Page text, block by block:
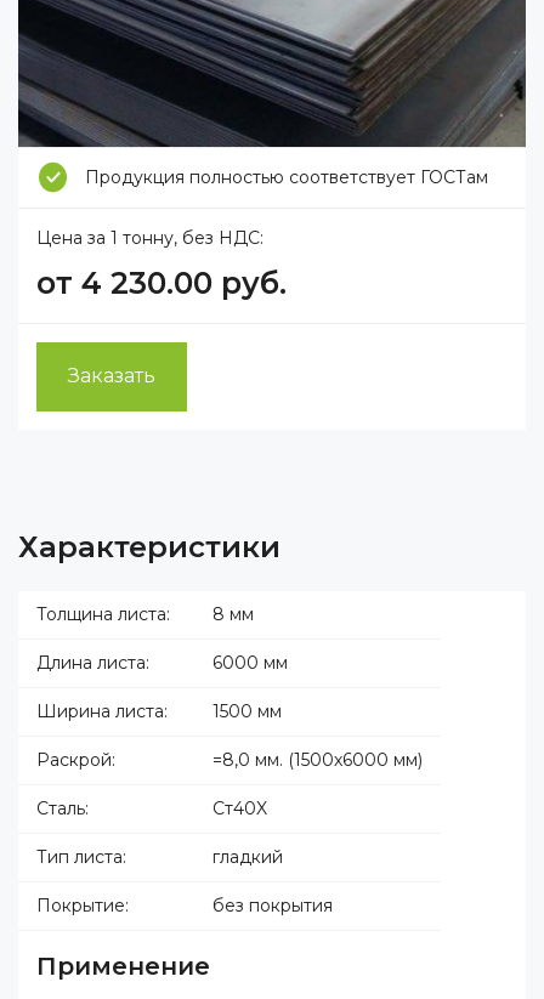
Продукция полностью соответствует ГОСТам
Цена за 1 тонну, без НДС:
от 4 230.00 руб.
Заказать
Характеристики
Толщина листа: 8 мм
Длина листа: 6000 мм
Ширина листа: 1500 мм
Раскрой: =8,0 мм. (1500х6000 мм)
Сталь: Ст40X
Тип листа: гладкий
Покрытие: без покрытия
Применение